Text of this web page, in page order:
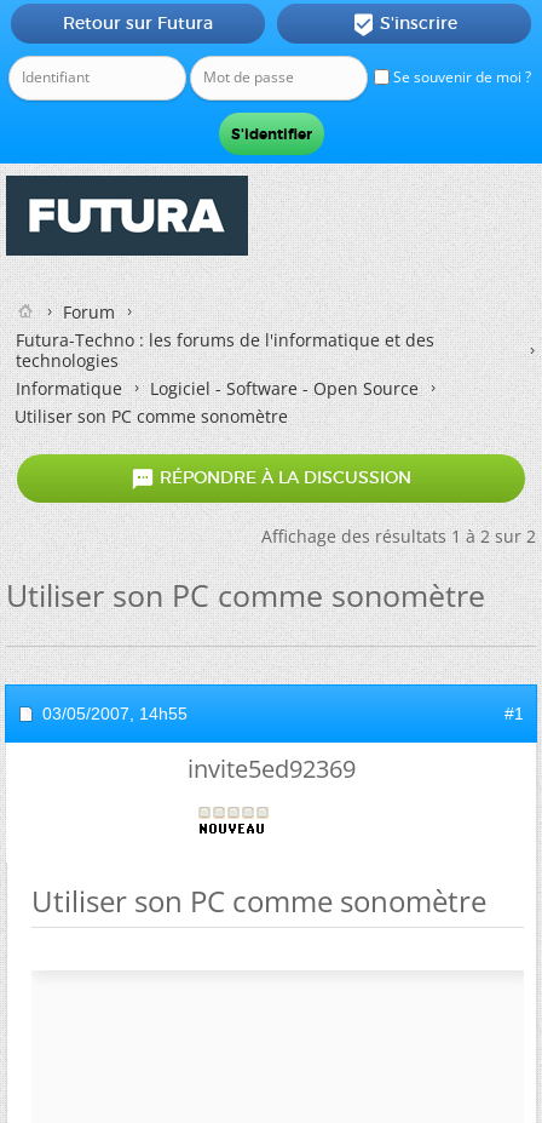
Se souvenir de moi ?
Retour sur Futura  S'inscrire
Forum
Futura-Techno : les forums de l'informatique et des
technologies
Informatique
Logiciel - Software - Open Source
Utiliser son PC comme sonomètre
 RÉPONDRE À LA DISCUSSION
Affichage des résultats 1 à 2 sur 2
Utiliser son PC comme sonomètre
03/05/2007, 14h55 #1
invite5ed92369
Utiliser son PC comme sonomètre